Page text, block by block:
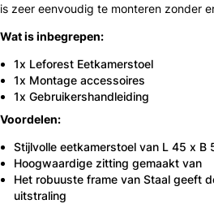
is zeer eenvoudig te monteren zonder
Wat is inbegrepen:
1x Leforest Eetkamerstoel
1x Montage accessoires
1x Gebruikershandleiding
Voordelen:
Stijlvolle eetkamerstoel van L 45 x B
Hoogwaardige zitting gemaakt van
Het robuuste frame van Staal geeft
uitstraling